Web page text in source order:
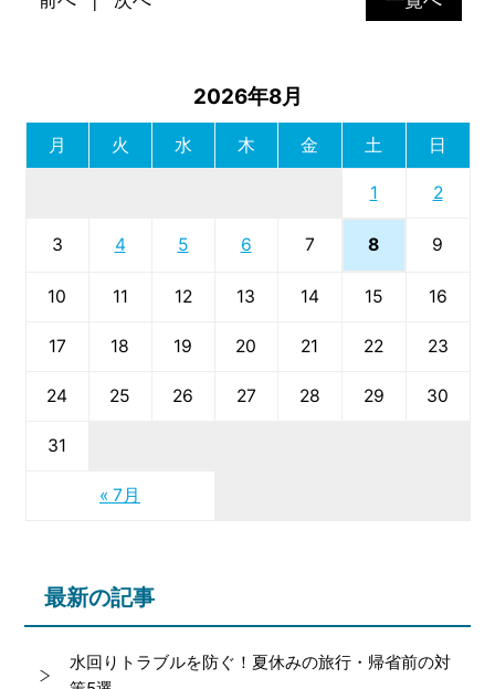
2026年8月
月 火 水 木 金 土 日
« 7月
1 2
3 4 5 6 7 8 9
10 11 12 13 14 15 16
17 18 19 20 21 22 23
24 25 26 27 28 29 30
31
最新の記事
水回りトラブルを防ぐ！夏休みの旅行・帰省前の対